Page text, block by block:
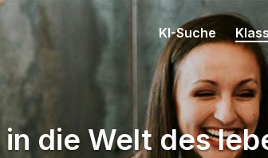
KI-Suche
in die Welt des